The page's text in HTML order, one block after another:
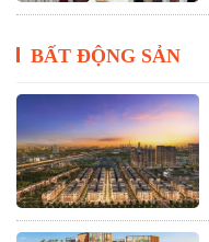
BẤT ĐỘNG SẢN